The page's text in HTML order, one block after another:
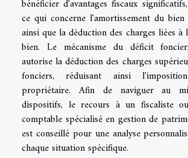
bénéficier d'avantages fiscaux
ce qui concerne l'amortissement du
ainsi que la déduction des charges liées
bien. Le mécanisme du déficit
autorise la déduction des charges
fonciers, réduisant ainsi
propriétaire. Afin de naviguer au
dispositifs, le recours à un fiscaliste
comptable spécialisé en gestion de
est conseillé pour une analyse
chaque situation spécifique.